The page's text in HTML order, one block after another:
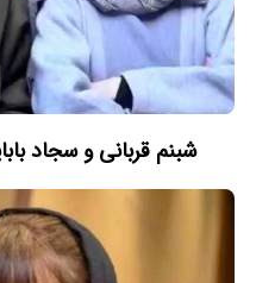
شبنم قربانی و سجاد